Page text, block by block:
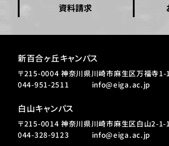
資料請求
新百合ヶ丘キャンパス
〒215-0004 神奈川県川崎市麻生区万福寺
044-951-2511
info@eiga.ac.jp
白山キャンパス
〒215-0014 神奈川県川崎市麻生区白山2-1-1
044-328-9123
info@eiga.ac.jp